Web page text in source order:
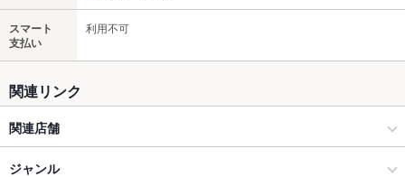
スマート
支払い
利用不可
関連リンク
関連店舗
【飲み放題 完全個室】日欧 居酒屋 神のよだれ 町田店
ジャンル